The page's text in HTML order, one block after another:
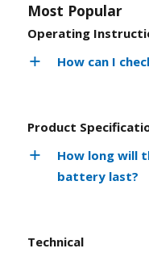
Most Popular
Operating
How can I
Product
How long will
battery last?
Technical